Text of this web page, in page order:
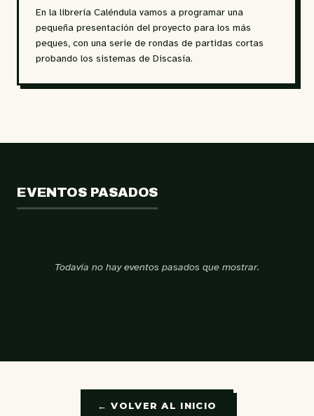
En la librería Caléndula vamos a programar una
pequeña presentación del proyecto para los más
peques, con una serie de rondas de partidas cortas
probando los sistemas de Discasía.
EVENTOS PASADOS
Todavía no hay eventos pasados que mostrar.
← VOLVER AL INICIO